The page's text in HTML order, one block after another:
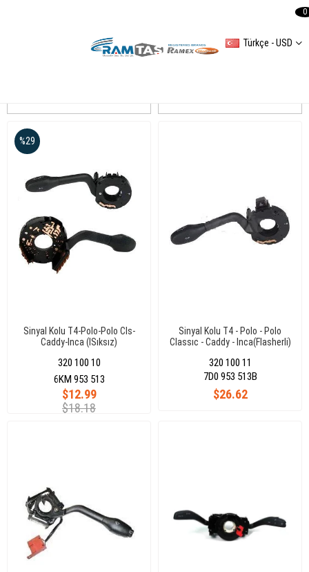
Türkçe - USD
0
Sinyal Kolu T4-Polo-Polo Cls-
Caddy-Inca (ISıksız)
320 100 10
$12.99
$18.18
%29
6KM 953 513
Sinyal Kolu T4 - Polo - Polo
Classıc - Caddy - Inca(Flasherli)
320 100 11
$26.62
7D0 953 513B